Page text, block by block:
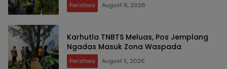
Peristiwa August 6, 2026
Karhutla TNBTS Meluas, Pos Jemplang
Ngadas Masuk Zona Waspada
Peristiwa August 5, 2026